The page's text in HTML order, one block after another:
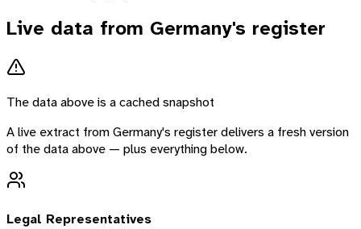
Live data from Germany's register
The data above is a cached snapshot
A live extract fromGermany's register delivers a fresh version
of the data above — plus everything below.
Legal Representatives